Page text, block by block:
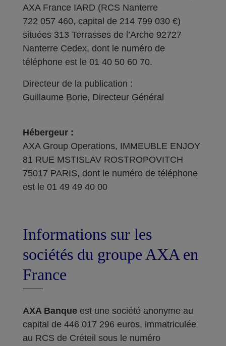
AXA France IARD (RCS Nanterre
722 057 460, capital de 214 799 030 €)
situées 313 Terrasses de l’Arche 92727
Nanterre Cedex, dont le numéro de
téléphone est le 01 40 50 60 70.
Directeur de la publication :
Guillaume Borie, Directeur Général
Hébergeur :
AXA Group Operations, IMMEUBLE ENJOY
81 RUE MSTISLAV ROSTROPOVITCH
75017 PARIS, dont le numéro de téléphone
est le 01 49 49 40 00
Informations sur les
sociétés du groupe AXA en
France
AXA Banque est une société anonyme au
capital de 446 017 296 euros, immatriculée
au RCS de Créteil sous le numéro